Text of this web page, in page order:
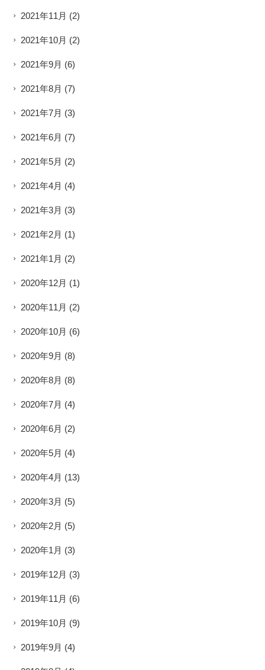
2021年11月 (2)
2021年10月 (2)
2021年9月 (6)
2021年8月 (7)
2021年7月 (3)
2021年6月 (7)
2021年5月 (2)
2021年4月 (4)
2021年3月 (3)
2021年2月 (1)
2021年1月 (2)
2020年12月 (1)
2020年11月 (2)
2020年10月 (6)
2020年9月 (8)
2020年8月 (8)
2020年7月 (4)
2020年6月 (2)
2020年5月 (4)
2020年4月 (13)
2020年3月 (5)
2020年2月 (5)
2020年1月 (3)
2019年12月 (3)
2019年11月 (6)
2019年10月 (9)
2019年9月 (4)